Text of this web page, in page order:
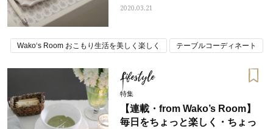
パーランチョンマット
2020.03.21
Wako‘s Room おこもり生活を美しく楽しく テーブルコーディネート
Lifestyle
特集
【連載・from Wako’s Room】
毎日をちょっと楽しく・ちょっ